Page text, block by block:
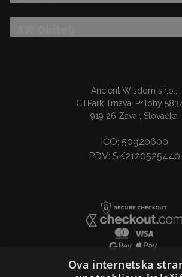
Ancient Wisdom s.r.o.,
CTPark Trnava, Prílohy
919 26 Zavar, Slovačka
IČO: 50920600
PDV: SK2120525440
Ova internetska